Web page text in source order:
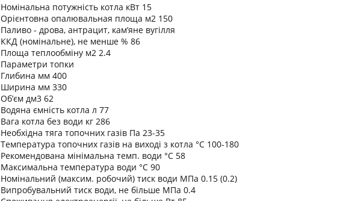
Номінальна потужність котла кВт 15
Орієнтовна опалювальная площа м2 150
Паливо - дрова, антрацит, кам’яне вугілля
ККД (номінальне), не менше % 86
Площа теплообміну м2 2.4
Параметри топки
Глибина мм 400
Ширина мм 330
Об’єм дм3 62
Водяна ємність котла л 77
Вага котла без води кг 286
Необхідна тяга топочних газів Па 23-35
Температура топочних газів на виході з котла °C 100-180
Рекомендована мінімальна темп. води °C 58
Максимальна температура води °C 90
Номінальний (максим. робочий) тиск води МПа 0.15 (0.2)
Випробувальний тиск води, не більше МПа 0.4